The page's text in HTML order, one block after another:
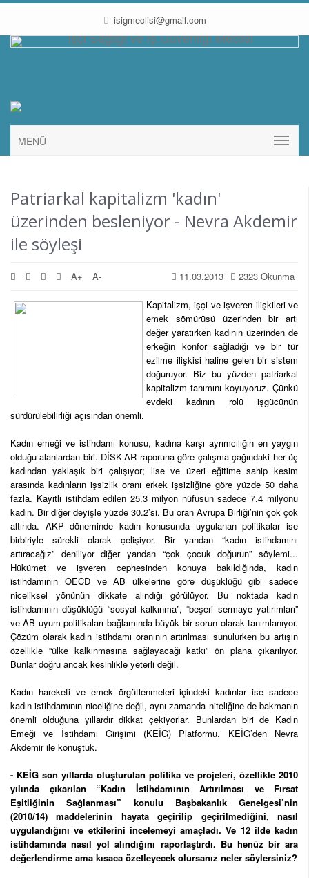
isigmeclisi@gmail.com
MENÜ
Patriarkal kapitalizm 'kadın'
üzerinden besleniyor - Nevra Akdemir
ile söyleşi
2323 Okunma
11.03.2013
A+ A-
Kapitalizm, işçi ve işveren ilişkileri ve
emek sömürüsü üzerinden bir artı
değer yaratırken kadının üzerinden de
erkeğin konfor sağladığı ve bir tür
ezilme ilişkisi haline gelen bir sistem
doğuruyor. Biz bu yüzden patriarkal
kapitalizm tanımını koyuyoruz. Çünkü
evdeki kadının rolü işgücünün
sürdürülebilirliği açısından önemli.
Kadın emeği ve istihdamı konusu, kadına karşı ayrımcılığın en yaygın
olduğu alanlardan biri. DİSK-AR raporuna göre çalışma çağındaki her üç
kadından yaklaşık biri çalışıyor; lise ve üzeri eğitime sahip kesim
arasında kadınların işsizlik oranı erkek işsizliğine göre yüzde 50 daha
fazla. Kayıtlı istihdam edilen 25.3 milyon nüfusun sadece 7.4 milyonu
kadın. Bir diğer deyişle yüzde 30.2’si. Bu oran Avrupa Birliği’nin çok çok
altında. AKP döneminde kadın konusunda uygulanan politikalar ise
birbiriyle sürekli olarak çelişiyor. Bir yandan “kadın istihdamını
artıracağız” deniliyor diğer yandan “çok çocuk doğurun” söylemi...
Hükümet ve işveren cephesinden konuya bakıldığında, kadın
istihdamının OECD ve AB ülkelerine göre düşüklüğü gibi sadece
niceliksel yönünün dikkate alındığı görülüyor. Bu noktada kadın
istihdamının düşüklüğü “sosyal kalkınma”, “beşeri sermaye yatırımları”
ve AB uyum politikaları bağlamında büyük bir sorun olarak tanımlanıyor.
Çözüm olarak kadın istihdamı oranının artırılması sunulurken bu artışın
özellikle “ülke kalkınmasına sağlayacağı katkı” ön plana çıkarılıyor.
Bunlar doğru ancak kesinlikle yeterli değil.
Kadın hareketi ve emek örgütlenmeleri içindeki kadınlar ise sadece
kadın istihdamının niceliğine değil, aynı zamanda niteliğine de bakmanın
önemli olduğuna yıllardır dikkat çekiyorlar. Bunlardan biri de Kadın
Emeği ve İstihdamı Girişimi (KEİG) Platformu. KEİG’den Nevra
Akdemir ile konuştuk.
- KEİG son yıllarda oluşturulan politika ve projeleri, özellikle 2010
yılında çıkarılan “Kadın İstihdamının Artırılması ve Fırsat
Eşitliğinin Sağlanması” konulu Başbakanlık Genelgesi’nin
(2010/14) maddelerinin hayata geçirilip geçirilmediğini, nasıl
uygulandığını ve etkilerini incelemeyi amaçladı. Ve 12 ilde kadın
istihdamında nasıl yol alındığını raporlaştırdı. Bu henüz bir ara
değerlendirme ama kısaca özetleyecek olursanız neler söylersiniz?